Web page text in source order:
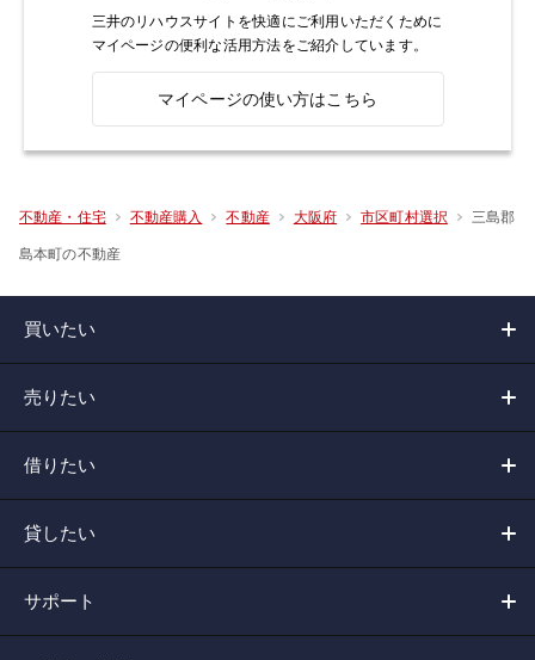
三井のリハウスサイトを快適にご利用いただくために
マイページの便利な活用方法をご紹介しています。
マイページの使い方はこちら
不動産・住宅 不動産購入 不動産 大阪府 市区町村選択 三島郡
島本町の不動産
買いたい
売りたい
借りたい
貸したい
サポート